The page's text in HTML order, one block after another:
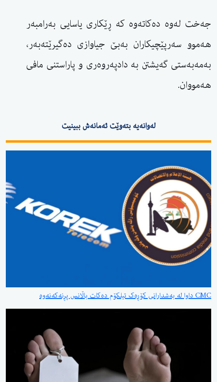
جەخت لەوە دەکاتەوە کە ڕێکاری یاسایی بەرامبەر
هەموو سەرپێچیکاران بەبێ جیاوازی دەگیرێتەبەر،
بەمەبەستی گەیشتن بە دادپەروەری و پاراستنی مافی
هەمووان.
لەوانەیە بتەوێت ئەمانەش ببینیت
CMC داوا لە بەشدارانی کۆڕەک تیلکۆم دەکات باڵانس پڕنەکەنەوە